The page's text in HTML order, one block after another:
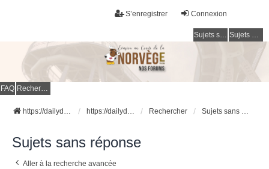
Connexion
S’enregistrer
Sujets sans réponse Sujets actifs
FAQ Rechercher
https://dailydigesthub.com https://dailydigesthub.com Rechercher Sujets sans réponse
Sujets sans réponse
Aller à la recherche avancée